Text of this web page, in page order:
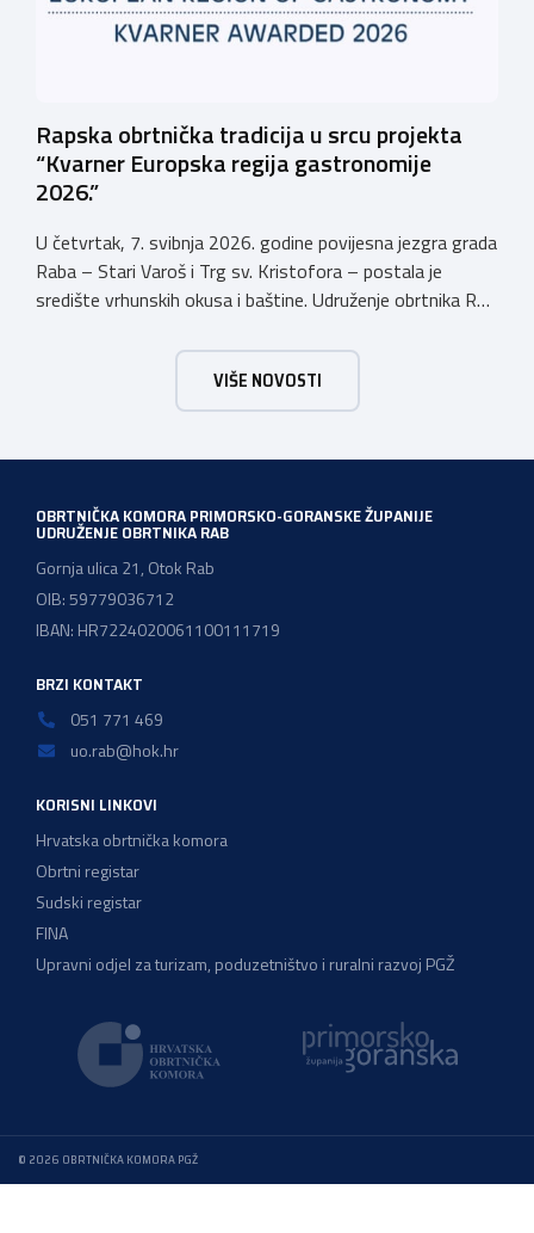
Rapska obrtnička tradicija u srcu projekta
“Kvarner Europska regija gastronomije
2026.”
U četvrtak, 7. svibnja 2026. godine povijesna jezgra grada
Raba – Stari Varoš i Trg sv. Kristofora – postala je
središte vrhunskih okusa i baštine. Udruženje obrtnika Rab
manifestacije kojom Kvarner i službeno započinje svoju
godinu kao Europska regija gastronomije. Pod sloganom
Kvarner za stolom – Povratak baštini, […]
VIŠE NOVOSTI
OBRTNIČKA KOMORA PRIMORSKO-GORANSKE ŽUPANIJE
UDRUŽENJE OBRTNIKA RAB
Gornja ulica 21, Otok Rab
OIB: 59779036712
IBAN: HR7224020061100111719
BRZI KONTAKT
051 771 469
uo.rab@hok.hr
KORISNI LINKOVI
Hrvatska obrtnička komora
Obrtni registar
Sudski registar
FINA
Upravni odjel za turizam, poduzetništvo i ruralni razvoj PGŽ
© 2026 OBRTNIČKA KOMORA PGŽ